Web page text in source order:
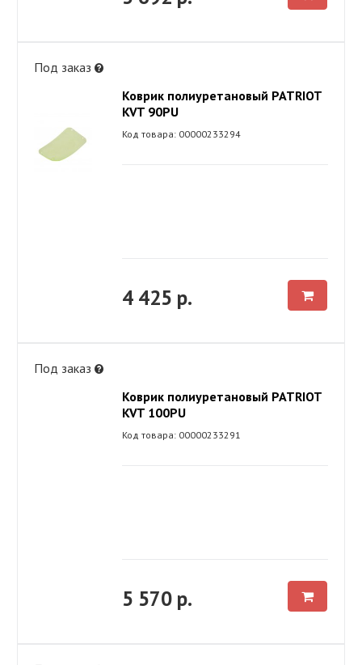
Под заказ
Коврик полиуретановый PATRIOT
KVT 90PU
Код товара: 00000233294
4 425 р.
Под заказ
Коврик полиуретановый PATRIOT
KVT 100PU
Код товара: 00000233291
5 570 р.